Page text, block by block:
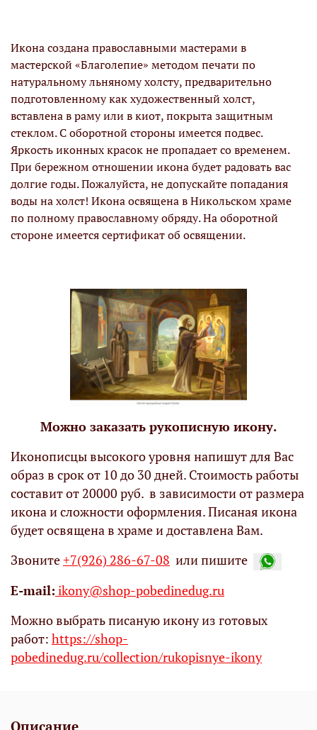
Икона создана православными мастерами в
мастерской «Благолепие» методом печати по
натуральному льняному холсту, предварительно
подготовленному как художественный холст,
вставлена в раму или в киот, покрыта защитным
стеклом. С оборотной стороны имеется подвес.
Яркость иконных красок не пропадает со временем.
При бережном отношении икона будет радовать вас
долгие годы. Пожалуйста, не допускайте попадания
воды на холст! Икона освящена в Никольском храме
по полному православному обряду. На оборотной
стороне имеется сертификат об освящении.
Можно заказать рукописную икону.
Иконописцы высокого уровня напишут для Вас
образ в срок от 10 до 30 дней. Стоимость работы
составит от 20000 руб. в зависимости от размера
икона и сложности оформления. Писаная икона
будет освящена в храме и доставлена Вам.
Звоните+7(926) 286-67-08 или пишите
Е-mail: ikony@shop-pobedinedug.ru
Можно выбрать писаную икону из готовых
работ: https://shop-
pobedinedug.ru/collection/rukopisnye-ikony
Описание